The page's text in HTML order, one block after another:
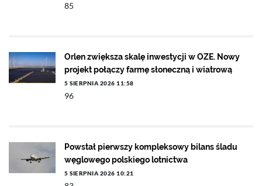
85
Orlen zwiększa skalę inwestycji w OZE. Nowy
projekt połączy farmę słoneczną i wiatrową
5 SIERPNIA 2026 11:58
96
Powstał pierwszy kompleksowy bilans śladu
węglowego polskiego lotnictwa
5 SIERPNIA 2026 10:21